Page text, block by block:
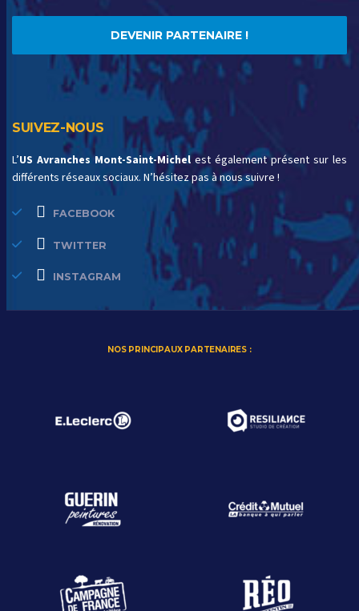
DEVENIR PARTENAIRE !
SUIVEZ-NOUS
L’US Avranches Mont-Saint-Michel est également présent sur les
différents réseaux sociaux. N’hésitez pas à nous suivre !
FACEBOOK
TWITTER
INSTAGRAM
NOS PRINCIPAUX PARTENAIRES :